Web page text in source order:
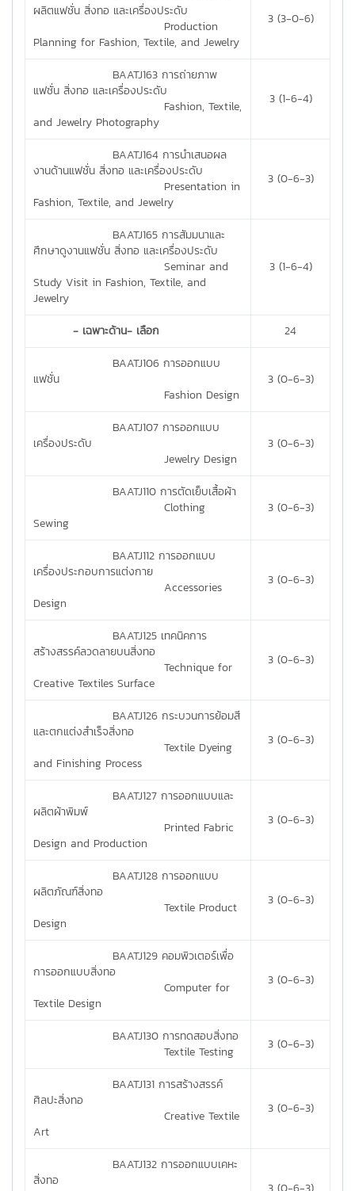
ผลิตแฟชั่น สิ่งทอ และเครื่องประดับ
Production
Planning for Fashion, Textile, and Jewelry
3 (3-0-6)
BAATJ163 การถ่ายภาพ
แฟชั่น สิ่งทอ และเครื่องประดับ
Fashion, Textile,
and Jewelry Photography
3 (1-6-4)
BAATJ164 การนำเสนอผล
งานด้านแฟชั่น สิ่งทอ และเครื่องประดับ
Presentation in
Fashion, Textile, and Jewelry
3 (0-6-3)
BAATJ165 การสัมมนาและ
ศึกษาดูงานแฟชั่น สิ่งทอ และเครื่องประดับ
Seminar and
Study Visit in Fashion, Textile, and
Jewelry
3 (1-6-4)
- เฉพาะด้าน- เลือก
24
BAATJ106 การออกแบบ
แฟชั่น
Fashion Design
3 (0-6-3)
BAATJ107 การออกแบบ
เครื่องประดับ
Jewelry Design
3 (0-6-3)
BAATJ110 การตัดเย็บเสื้อผ้า
Clothing
Sewing
3 (0-6-3)
BAATJ112 การออกแบบ
เครื่องประกอบการแต่งกาย
Accessories
Design
3 (0-6-3)
BAATJ125 เทคนิคการ
สร้างสรรค์ลวดลายบนสิ่งทอ
Technique for
Creative Textiles Surface
3 (0-6-3)
BAATJ126 กระบวนการย้อมสี
และตกแต่งสำเร็จสิ่งทอ
Textile Dyeing
and Finishing Process
3 (0-6-3)
BAATJ127 การออกแบบและ
ผลิตผ้าพิมพ์
Printed Fabric
Design and Production
3 (0-6-3)
BAATJ128 การออกแบบ
ผลิตภัณฑ์สิ่งทอ
Textile Product
Design
3 (0-6-3)
BAATJ129 คอมพิวเตอร์เพื่อ
การออกแบบสิ่งทอ
Computer for
Textile Design
3 (0-6-3)
BAATJ130 การทดสอบสิ่งทอ
Textile Testing
3 (0-6-3)
BAATJ131 การสร้างสรรค์
ศิลปะสิ่งทอ
Creative Textile
Art
3 (0-6-3)
BAATJ132 การออกแบบเคหะ
สิ่งทอ